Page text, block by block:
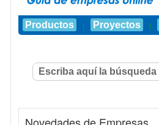
Productos | Proyectos |